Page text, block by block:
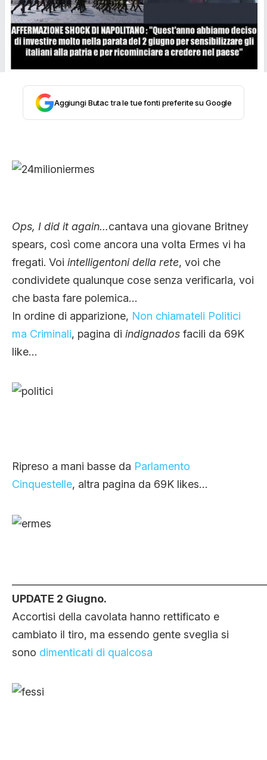
COMPLOTTI, LEGGENDE URBANE ED
EVERGREEN
EDITORIALI
CONTATTI
CHI SIAMO
Aggiungi Butac tra le tue fonti preferite su Google
Ops, I did it again…cantava una giovane Britney
spears, così come ancora una volta Ermes vi ha
fregati. Voi intelligentoni della rete, voi che
condividete qualunque cose senza verificarla, voi
che basta fare polemica…
In ordine di apparizione, Non chiamateli Politici
ma Criminali, pagina di indignados facili da 69K
like…
Ripreso a mani basse da Parlamento
Cinquestelle, altra pagina da 69K likes…
UPDATE 2 Giugno.
Accortisi della cavolata hanno rettificato e
cambiato il tiro, ma essendo gente sveglia si
sono dimenticati di qualcosa